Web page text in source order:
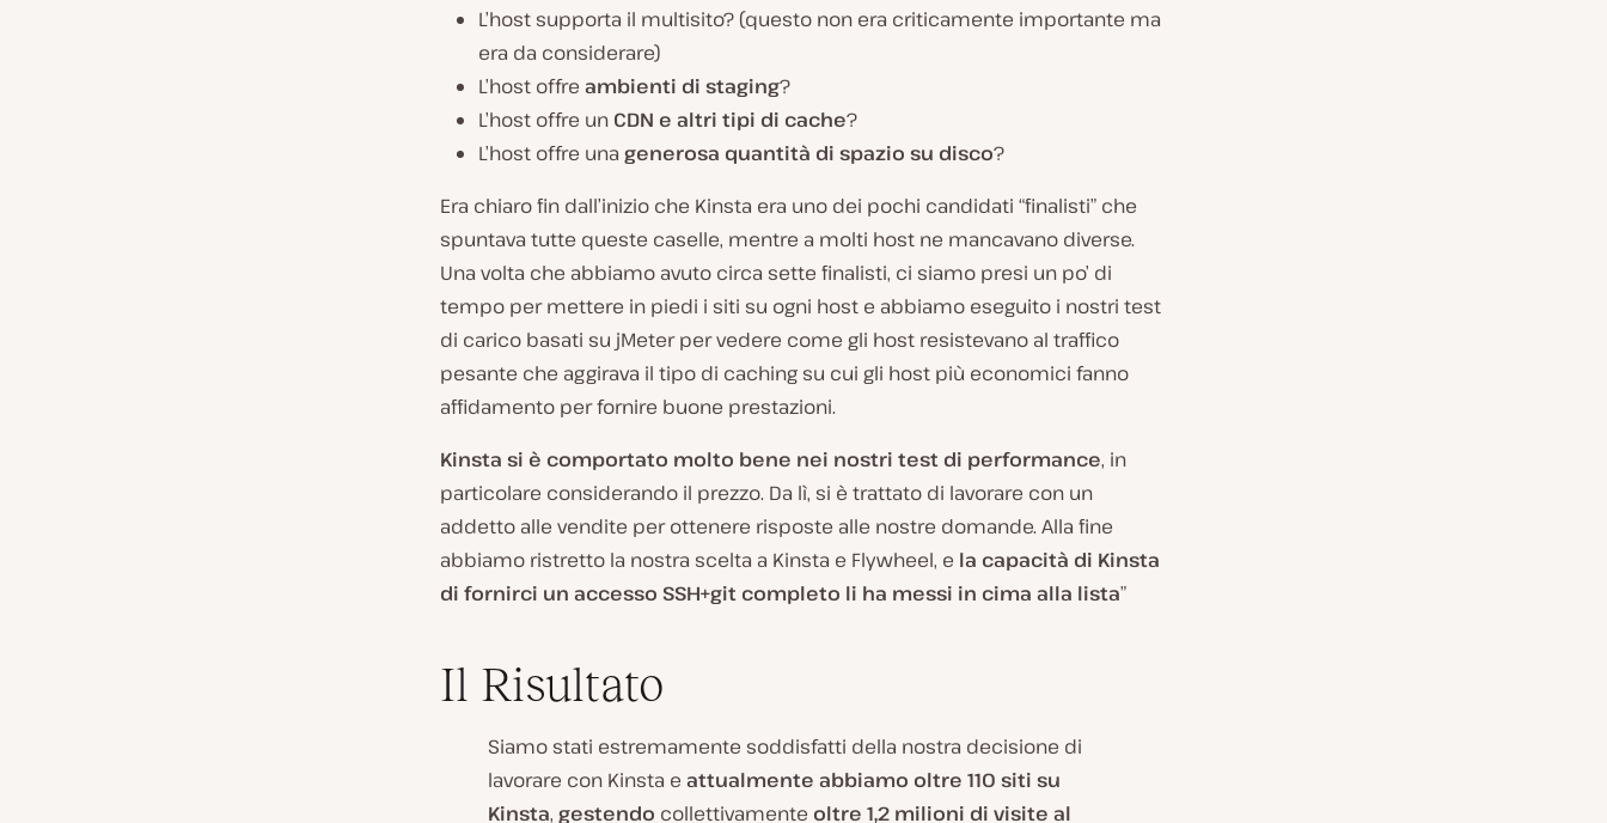
L’host supporta il multisito? (questo non era criticamente importante ma
era da considerare)
L’host offre ambienti di staging?
L’host offre un CDN e altri tipi di cache?
L’host offre una generosa quantità di spazio su disco?
Era chiaro fin dall’inizio che Kinsta era uno dei pochi candidati “finalisti” che
spuntava tutte queste caselle, mentre a molti host ne mancavano diverse.
Una volta che abbiamo avuto circa sette finalisti, ci siamo presi un po’ di
tempo per mettere in piedi i siti su ogni host e abbiamo eseguito i nostri test
di carico basati su jMeter per vedere come gli host resistevano al traffico
pesante che aggirava il tipo di caching su cui gli host più economici fanno
affidamento per fornire buone prestazioni.
Kinsta si è comportato molto bene nei nostri test di performance, in
particolare considerando il prezzo. Da lì, si è trattato di lavorare con un
addetto alle vendite per ottenere risposte alle nostre domande. Alla fine
abbiamo ristretto la nostra scelta a Kinsta e Flywheel, e la capacità di Kinsta
di fornirci un accesso SSH+git completo li ha messi in cima alla lista”
Il Risultato
Siamo stati estremamente soddisfatti della nostra decisione di
lavorare con Kinsta e attualmente abbiamo oltre 110 siti su
Kinsta, gestendo collettivamente oltre 1,2 milioni di visite al